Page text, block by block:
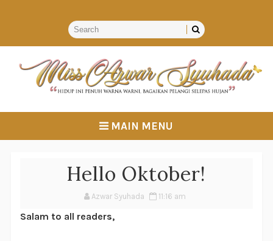
MAIN MENU
Hello Oktober!
Azwar Syuhada 11:16 am
Salam to all readers,